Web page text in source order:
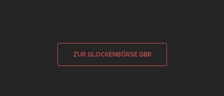
ZUR GLOCKENBÖRSE GBR